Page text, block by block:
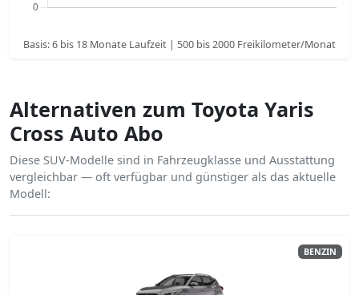
Basis: 6 bis 18 Monate Laufzeit | 500 bis 2000 Freikilometer/Monat
Alternativen zum Toyota Yaris
Cross Auto Abo
Diese SUV-Modelle sind in Fahrzeugklasse und Ausstattung
vergleichbar — oft verfügbar und günstiger als das aktuelle
Modell:
BENZIN